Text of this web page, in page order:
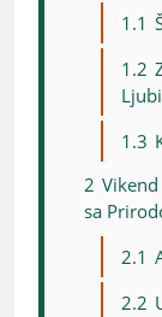
1.1
1.2
1.3
2
sa
2.1
2.2